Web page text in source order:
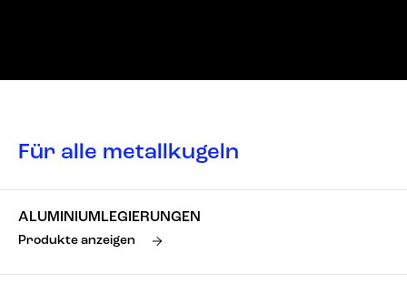
Für alle metallkugeln
ALUMINIUMLEGIERUNGEN
Produkte anzeigen